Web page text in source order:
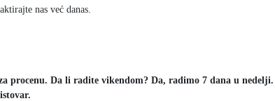
nas već danas.
procenu. Da li radite vikendom? Da, radimo 7 dana u